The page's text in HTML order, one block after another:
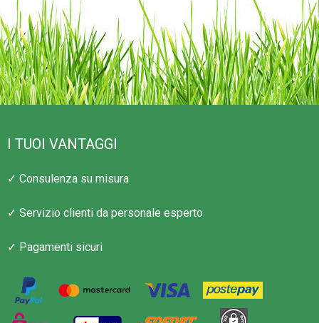
I TUOI VANTAGGI
✓ Consulenza su misura
✓ Servizio clienti da personale esperto
✓ Pagamenti sicuri